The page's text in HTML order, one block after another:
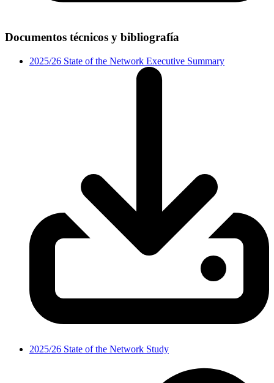
Documentos técnicos y bibliografía
2025/26 State of the Network Executive Summary
2025/26 State of the Network Study